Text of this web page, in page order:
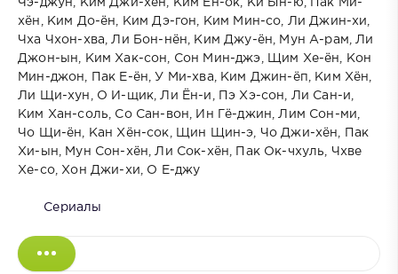
Чэ-джун, Ким Джи-хён, Ким Ён-ок, Ки Ын-ю, Пак Ми-
хён, Ким До-ён, Ким Дэ-гон, Ким Мин-со, Ли Джин-хи,
Чха Чхон-хва, Ли Бон-нён, Ким Джу-ён, Мун А-рам, Ли
Джон-ын, Ким Хак-сон, Сон Мин-джэ, Щим Хе-ён, Кон
Мин-джон, Пак Е-ён, У Ми-хва, Ким Джин-ёп, Ким Хён,
Ли Щи-хун, О И-щик, Ли Ён-и, Пэ Хэ-сон, Ли Сан-и,
Ким Хан-соль, Со Сан-вон, Ин Гё-джин, Лим Сон-ми,
Чо Щи-ён, Кан Хён-сок, Щин Щин-э, Чо Джи-хён, Пак
Хи-ын, Мун Сон-хён, Ли Сок-хён, Пак Ок-чхуль, Чхве
Хе-со, Хон Джи-хи, О Е-джу
Сериалы